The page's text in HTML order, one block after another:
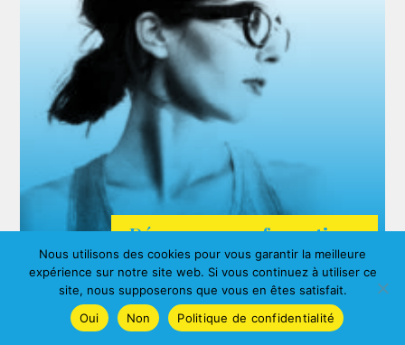
ARDA
Agnes ALBERNY
Découvrez nos formations
Nous utilisons des cookies pour vous garantir la meilleure
expérience sur notre site web. Si vous continuez à utiliser ce
site, nous supposerons que vous en êtes satisfait.
Oui
Non Politique de confidentialité